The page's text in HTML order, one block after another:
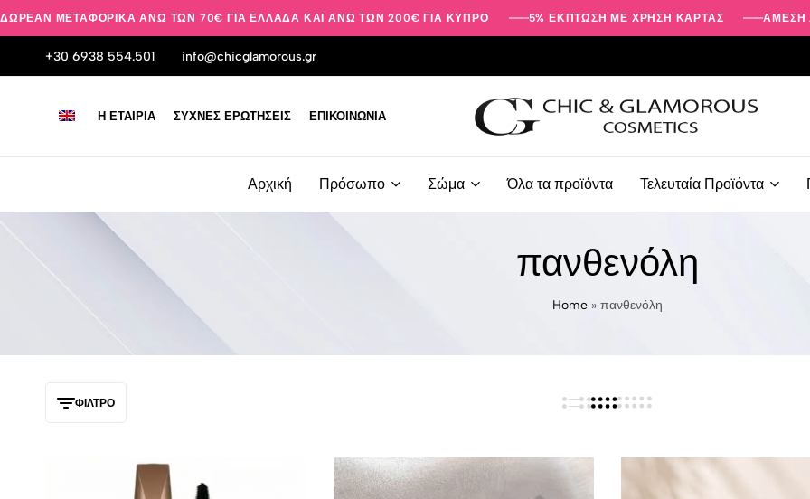
ΔΩΡΕΆΝ ΜΕΤΑΦΟΡΙΚΆ ΆΝΩ ΤΩΝ 70€ ΓΙΑ ΕΛΛΆΔΑ ΚΑΙ ΆΝΩ ΤΩΝ 200€ ΓΙΑ ΚΎΠΡΟ 5% ΕΚΠΤΩΣΗ ΜΕ ΧΡΗΣΗ ΚΑΡΤΑΣ ΑΜΕΣΗ
+30 6938 554.501 info@chicglamorous.gr
Η ΕΤΑΙΡΊΑ ΣΥΧΝΈΣ ΕΡΩΤΉΣΕΙΣ ΕΠΙΚΟΙΝΩΝΊΑ
Ομορφιάς
Glamorous
Αρχική Πρόσωπο Σώμα Όλα τα προϊόντα Τελευταία Προϊόντα
πανθενόλη
Home » πανθενόλη
ΦΊΛΤΡΟ